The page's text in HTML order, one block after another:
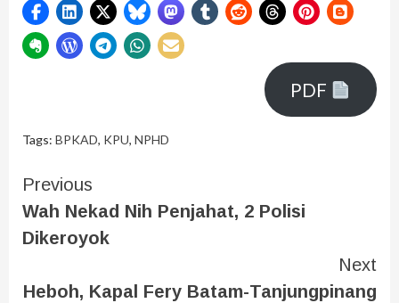
PDF
Tags: BPKAD, KPU, NPHD
Previous
Wah Nekad Nih Penjahat, 2 Polisi
Dikeroyok
Next
Heboh, Kapal Fery Batam-Tanjungpinang